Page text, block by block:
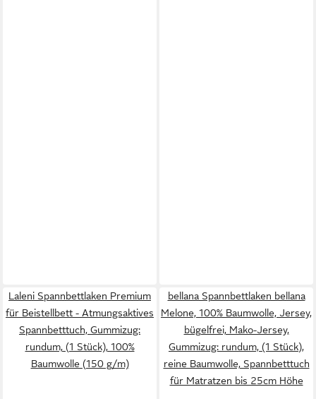
Laleni Spannbettlaken Premium
für Beistellbett - Atmungsaktives
Spannbetttuch, Gummizug:
rundum, (1 Stück), 100%
Baumwolle (150 g/m)
bellana Spannbettlaken bellana
Melone, 100% Baumwolle, Jersey,
bügelfrei, Mako-Jersey,
Gummizug: rundum, (1 Stück),
reine Baumwolle, Spannbetttuch
für Matratzen bis 25cm Höhe